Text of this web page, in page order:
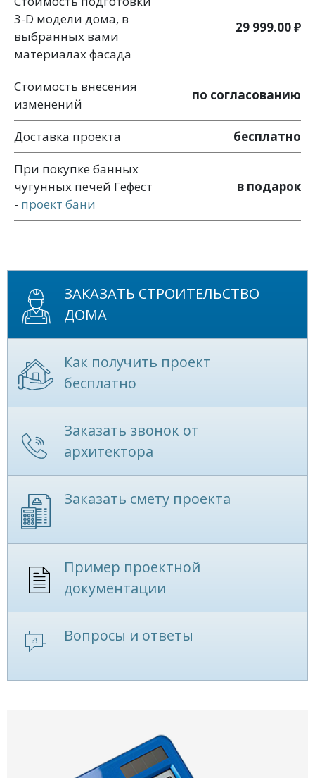
3-D модели дома, в
выбранных вами
материалах фасада
29 999.00 ₽
Стоимость внесения
изменений
по согласованию
Доставка проекта
бесплатно
При покупке банных
чугунных печей Гефест
- проект бани
в подарок
ЗАКАЗАТЬ СТРОИТЕЛЬСТВО
ДОМА
Как получить проект
бесплатно
Заказать звонок от
архитектора
Заказать смету проекта
Пример проектной
документации
Вопросы и ответы